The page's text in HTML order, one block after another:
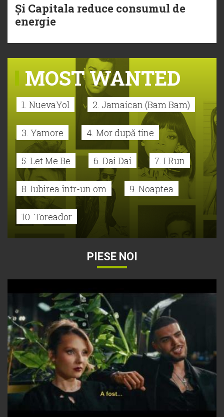
Și Capitala reduce consumul de
energie
MOST WANTED
1. NuevaYol 2. Jamaican (Bam Bam)
3. Yamore 4. Mor după tine
5. Let Me Be 6. Dai Dai 7. I Run
8. Iubirea într-un om 9. Noaptea
10. Toreador
PIESE NOI